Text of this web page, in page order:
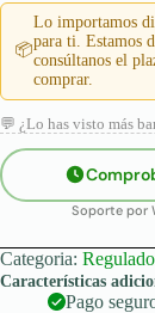
📦
Lo importamos
para ti. Estamos
consúltanos el
comprar.
💬 ¿Lo has visto más
Soporte por
Categoria:
Características
Pago